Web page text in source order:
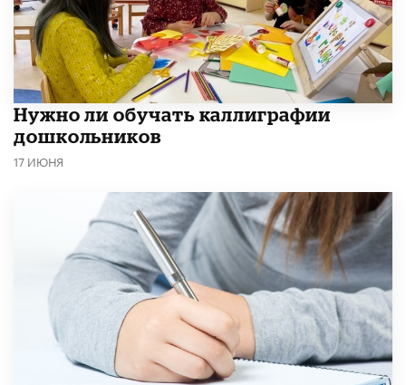
Нужно ли обучать каллиграфии
дошкольников
17 ИЮНЯ